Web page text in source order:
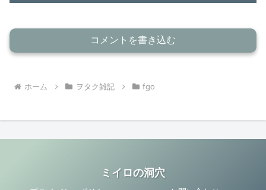
コメントを書き込む
ホーム ヲタク雑記 fgo
ミイロの洞穴